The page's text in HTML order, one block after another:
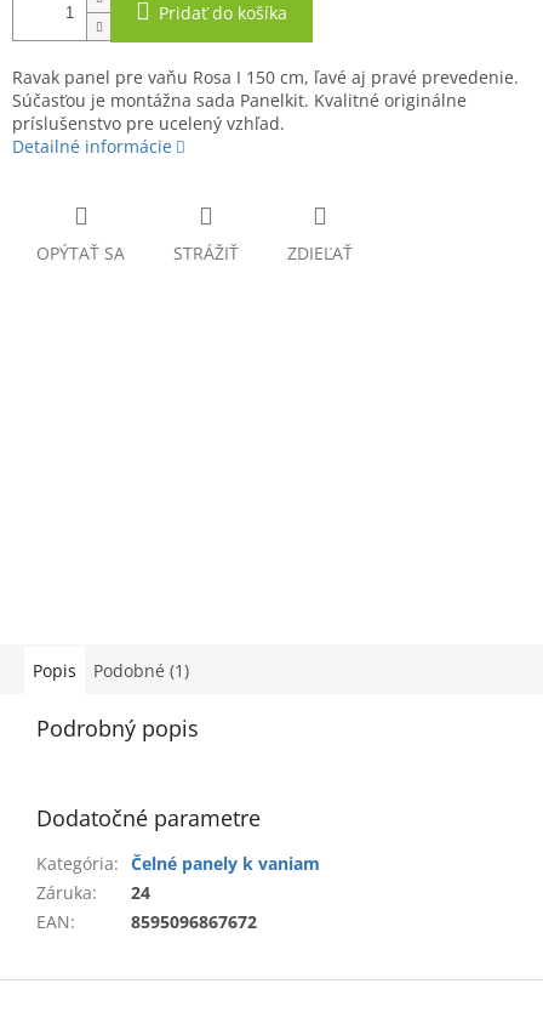
Pridať do košíka
Ravak panel pre vaňu Rosa I 150 cm, ľavé aj pravé prevedenie.
Súčasťou je montážna sada Panelkit. Kvalitné originálne
príslušenstvo pre ucelený vzhľad.
Detailné informácie
OPÝTAŤ SA STRÁŽIŤ ZDIEĽAŤ
Popis Podobné (1)
Podrobný popis
Dodatočné parametre
Kategória: Čelné panely k vaniam
Záruka:
24
EAN: 8595096867672
Z